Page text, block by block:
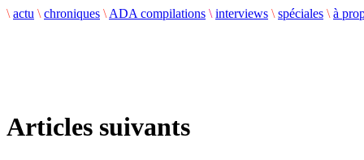
\ actu \ chroniques \ ADA compilations \ interviews \ spéciales \ à
Articles suivants